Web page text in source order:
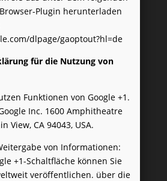
Plugin herunterladen
dlpage/gaoptout?hl=de
für die Nutzung von
Funktionen von Google +1.
Inc. 1600 Amphitheatre
View, CA 94043, USA.
von Informationen:
+1-Schaltfläche können Sie
veröffentlichen. über die